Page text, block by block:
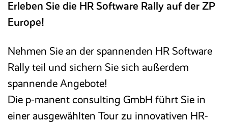
Erleben Sie die HR Software Rally auf der ZP
Europe!
Nehmen Sie an der spannenden HR Software
Rally teil und sichern Sie sich außerdem
spannende Angebote!
Die p-manent consulting GmbH führt Sie in
einer ausgewählten Tour zu innovativen HR-